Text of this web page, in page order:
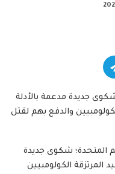
جديدة مدعمة بالأدلة
والدفع بهم لقتل
المتحدة؛ شكوى جديدة
المرتزقة الكولومبيين